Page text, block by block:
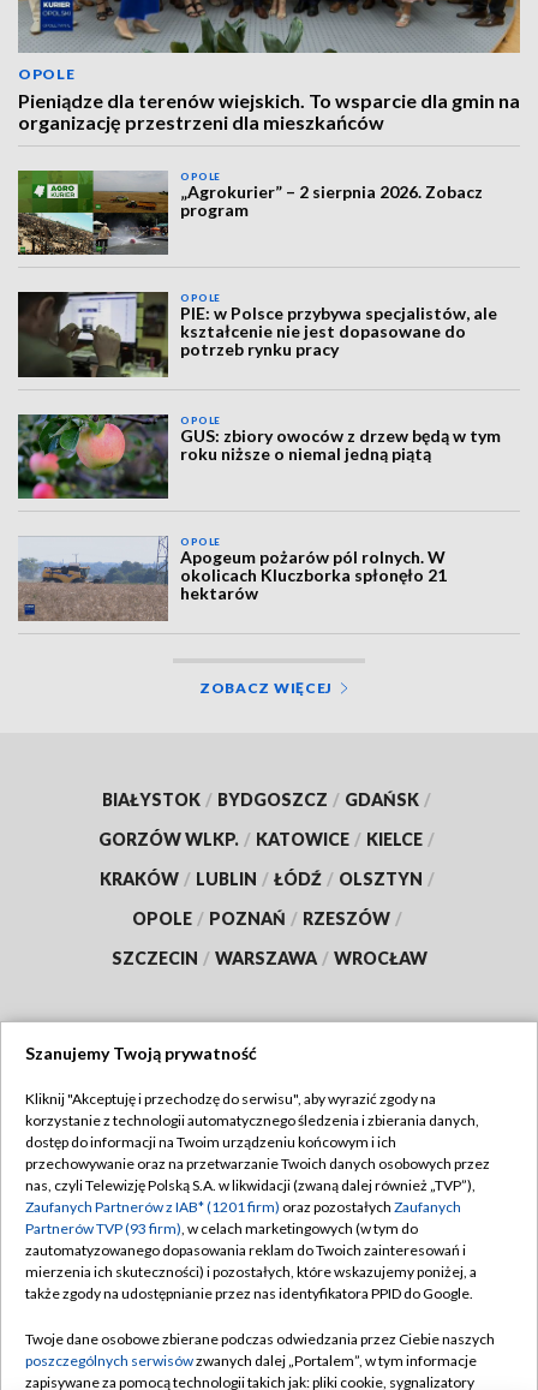
OPOLE
Pieniądze dla terenów wiejskich. To wsparcie dla gmin na
organizację przestrzeni dla mieszkańców
OPOLE
„Agrokurier” – 2 sierpnia 2026. Zobacz
program
OPOLE
PIE: w Polsce przybywa specjalistów, ale
kształcenie nie jest dopasowane do
potrzeb rynku pracy
OPOLE
GUS: zbiory owoców z drzew będą w tym
roku niższe o niemal jedną piątą
OPOLE
Apogeum pożarów pól rolnych. W
okolicach Kluczborka spłonęło 21
hektarów
ZOBACZ WIĘCEJ
BIAŁYSTOK / BYDGOSZCZ / GDAŃSK /
GORZÓW WLKP. / KATOWICE / KIELCE /
KRAKÓW / LUBLIN / ŁÓDŹ / OLSZTYN /
OPOLE / POZNAŃ / RZESZÓW /
SZCZECIN / WARSZAWA / WROCŁAW
TVP
Abonament TVP
Emisja w TVP
Centrum informacji TVP
Naziemna Telewizja Cyfrowa
Rada Programowa
Regulamin TVP
Polityka prywatności
Moje zgody
Pomoc
Kontakt
Szanujemy Twoją prywatność
Kliknij "Akceptuję i przechodzę do serwisu", aby wyrazić zgody na
korzystanie z technologii automatycznego śledzenia i zbierania danych,
dostęp do informacji na Twoim urządzeniu końcowym i ich
przechowywanie oraz na przetwarzanie Twoich danych osobowych przez
nas, czyli Telewizję Polską S.A. w likwidacji (zwaną dalej również „TVP”),
Zaufanych Partnerów z IAB* (1201 firm) oraz pozostałych Zaufanych
Partnerów TVP (93 firm), w celach marketingowych (w tym do
zautomatyzowanego dopasowania reklam do Twoich zainteresowań i
mierzenia ich skuteczności) i pozostałych, które wskazujemy poniżej, a
także zgody na udostępnianie przez nas identyfikatora PPID do Google.
Twoje dane osobowe zbierane podczas odwiedzania przez Ciebie naszych
poszczególnych serwisówzwanych dalej „Portalem”, w tym informacje
zapisywane za pomocą technologii takich jak: pliki cookie, sygnalizatory